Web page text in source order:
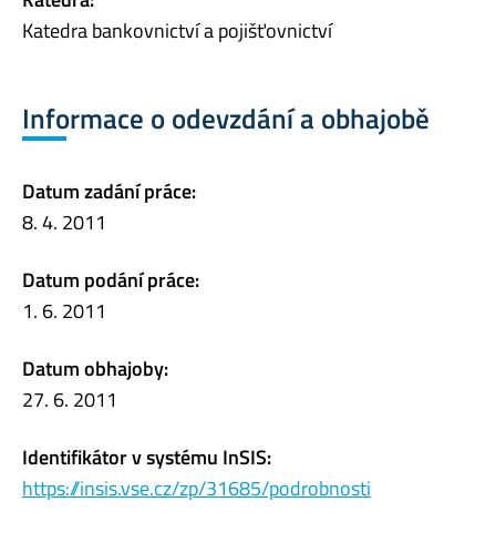
Katedra bankovnictví a pojišťovnictví
Informace o odevzdání a obhajobě
Datum zadání práce:
8. 4. 2011
Datum podání práce:
1. 6. 2011
Datum obhajoby:
27. 6. 2011
Identifikátor v systému InSIS:
https://insis.vse.cz/zp/31685/podrobnosti